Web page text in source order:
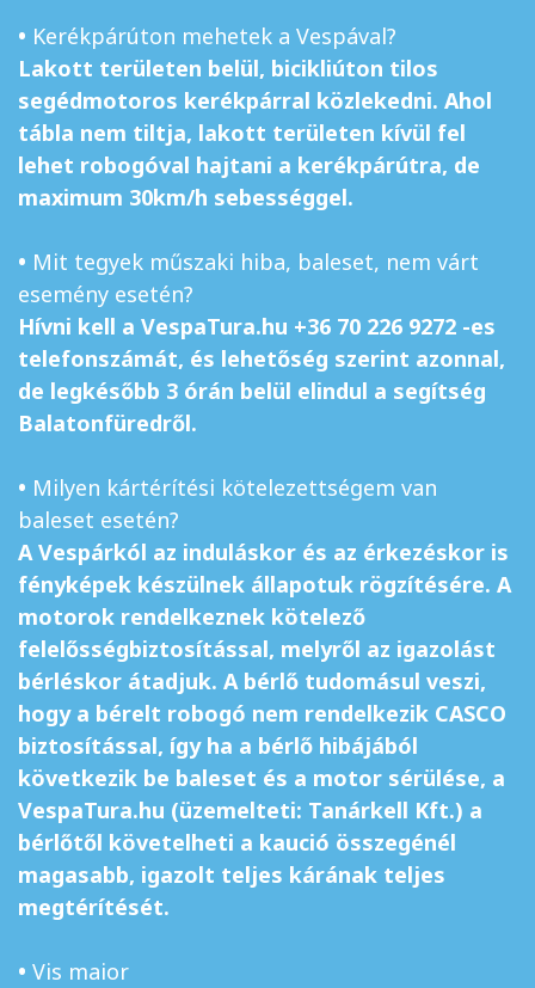
• Kerékpárúton mehetek a Vespával?
Lakott területen belül, bicikliúton tilos
segédmotoros kerékpárral közlekedni. Ahol
tábla nem tiltja, lakott területen kívül fel
lehet robogóval hajtani a kerékpárútra, de
maximum 30km/h sebességgel.
• Mit tegyek műszaki hiba, baleset, nem várt
esemény esetén?
Hívni kell a VespaTura.hu +36 70 226 9272 -es
telefonszámát, és lehetőség szerint azonnal,
de legkésőbb 3 órán belül elindul a segítség
Balatonfüredről.
• Milyen kártérítési kötelezettségem van
baleset esetén?
A Vespárkól az induláskor és az érkezéskor is
fényképek készülnek állapotuk rögzítésére. A
motorok rendelkeznek kötelező
felelősségbiztosítással, melyről az igazolást
bérléskor átadjuk. A bérlő tudomásul veszi,
hogy a bérelt robogó nem rendelkezik CASCO
biztosítással, így ha a bérlő hibájából
következik be baleset és a motor sérülése, a
VespaTura.hu (üzemelteti: Tanárkell Kft.) a
bérlőtől követelheti a kaució összegénél
magasabb, igazolt teljes kárának teljes
megtérítését.
• Vis maior